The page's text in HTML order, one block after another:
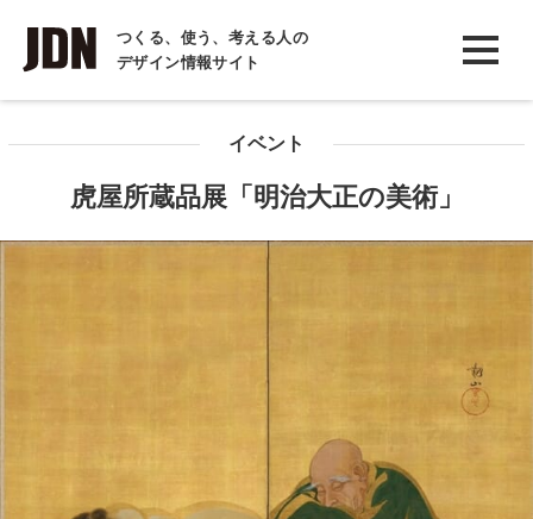
つくる、使う、考える人の
デザイン情報サイト
INTERVIEW
インタビュー
イベント
虎屋所蔵品展「明治大正の美術」